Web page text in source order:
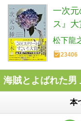
一次元
ス』
松下龍
23406
海賊とよばれた男
本